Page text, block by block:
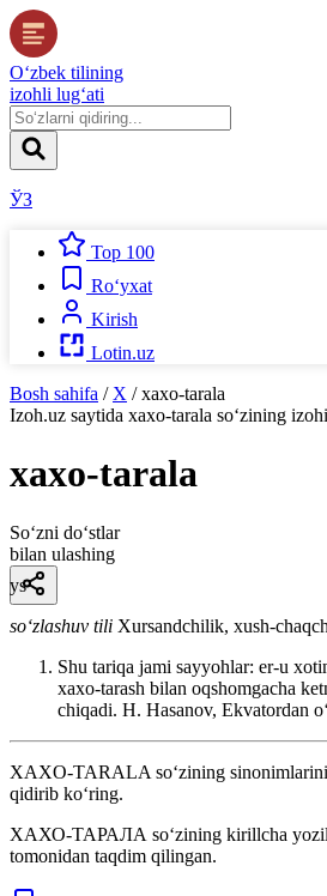
O‘zbek tilining
izohli lug‘ati
ЎЗ
Top 100
Ro‘yxat
Kirish
Lotin.uz
Bosh sahifa / X / xaxo-tarala
Izoh.uz saytida xaxo-tarala so‘zining
xaxo-tarala
So‘zni do‘stlar
bilan ulashing
ys
so‘zlashuv tili Xursandchilik, xush-
Shu tariqa jami sayyohlar: er-u
xaxo-tarash bilan oqshomgacha
chiqadi. H. Hasanov, Ekvatordan
XAXO-TARALA so‘zining sinonimlarini
qidirib ko‘ring.
ХАХО-ТАРАЛА so‘zining kirillcha
tomonidan taqdim qilingan.